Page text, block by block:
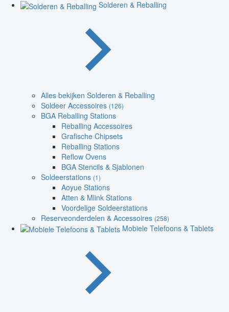
Solderen & Reballing
Alles bekijken Solderen & Reballing
Soldeer Accessoires (126)
BGA Reballing Stations
Reballing Accessoires
Grafische Chipsets
Reballing Stations
Reflow Ovens
BGA Stencils & Sjablonen
Soldeerstations (1)
Aoyue Stations
Atten & Mlink Stations
Voordelige Soldeerstations
Reserveonderdelen & Accessoires (258)
Mobiele Telefoons & Tablets